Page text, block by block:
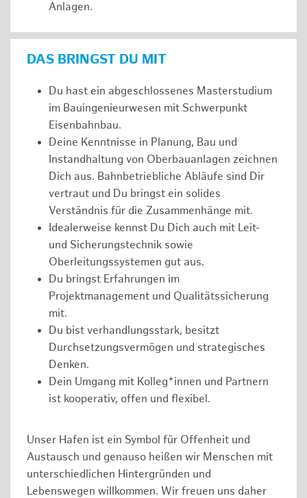
Anlagen.
DAS BRINGST DU MIT
Du hast ein abgeschlossenes Masterstudium
im Bauingenieurwesen mit Schwerpunkt
Eisenbahnbau.
Deine Kenntnisse in Planung, Bau und
Instandhaltung von Oberbauanlagen zeichnen
Dich aus. Bahnbetriebliche Abläufe sind Dir
vertraut und Du bringst ein solides
Verständnis für die Zusammenhänge mit.
Idealerweise kennst Du Dich auch mit Leit-
und Sicherungstechnik sowie
Oberleitungssystemen gut aus.
Du bringst Erfahrungen im
Projektmanagement und Qualitätssicherung
mit.
Du bist verhandlungsstark, besitzt
Durchsetzungsvermögen und strategisches
Denken.
Dein Umgang mit Kolleg*innen und Partnern
ist kooperativ, offen und flexibel.
Unser Hafen ist ein Symbol für Offenheit und
Austausch und genauso heißen wir Menschen mit
unterschiedlichen Hintergründen und
Lebenswegen willkommen. Wir freuen uns daher